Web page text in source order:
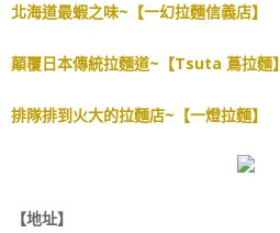
北海道最蝦之味~【一幻拉麵信義店】
顛覆日本傳統拉麵道~【Tsuta 蔦拉麵】
排隊排到火大的拉麵店~【一燈拉麵】
【地址】